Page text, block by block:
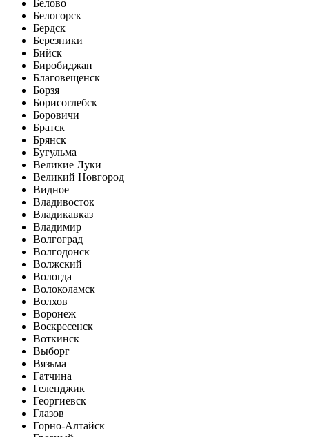
Белово
Белогорск
Бердск
Березники
Бийск
Биробиджан
Благовещенск
Борзя
Борисоглебск
Боровичи
Братск
Брянск
Бугульма
Великие Луки
Великий Новгород
Видное
Владивосток
Владикавказ
Владимир
Волгоград
Волгодонск
Волжский
Вологда
Волоколамск
Волхов
Воронеж
Воскресенск
Воткинск
Выборг
Вязьма
Гатчина
Геленджик
Георгиевск
Глазов
Горно-Алтайск